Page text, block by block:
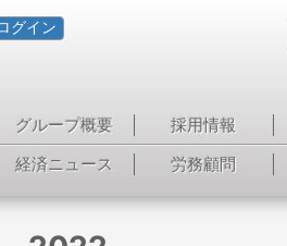
グイン
グループ概要 採用情報
経済ニュース 労務顧問